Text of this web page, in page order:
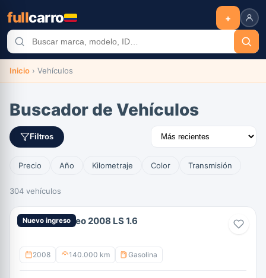
fullcarro +
Inicio › Vehículos
Buscador de Vehículos
Filtros
Precio Año Kilometraje Color Transmisión
304 vehículos
Nuevo ingreso
Chevrolet Aveo 2008 LS 1.6
2008 140.000 km Gasolina